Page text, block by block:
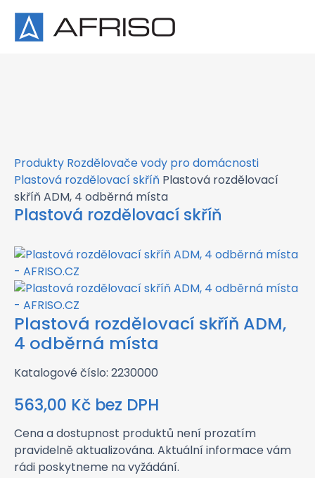
×
Produkty Rozdělovače vody pro domácnosti
Plastová rozdělovací skříň Plastová rozdělovací
skříň ADM, 4 odběrná místa
Plastová rozdělovací skříň
Plastová rozdělovací skříň ADM,
4 odběrná místa
Katalogové číslo: 2230000
563,00 Kč bez DPH
Cena a dostupnost produktů není prozatím
pravidelně aktualizována. Aktuální informace vám
rádi poskytneme na vyžádání.